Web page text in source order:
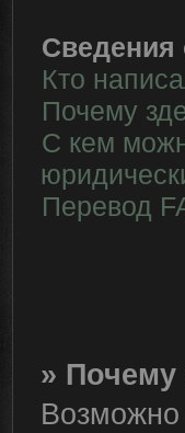
Сведения
Кто
Почему
С кем
Перевод
»
Возможно